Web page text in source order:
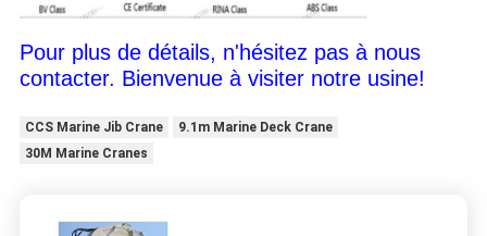
Pour plus de détails, n'hésitez pas à nous
contacter. Bienvenue à visiter notre usine!
CCS Marine Jib Crane
9.1m Marine Deck Crane
30M Marine Cranes